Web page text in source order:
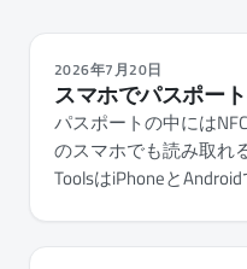
2026年7月20日
スマホでパスポー
パスポートの中には
のスマホでも読み取れ
ToolsはiPhoneと